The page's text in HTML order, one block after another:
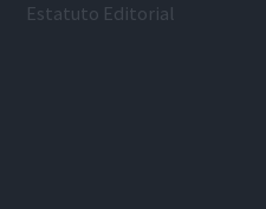
Estatuto Editorial